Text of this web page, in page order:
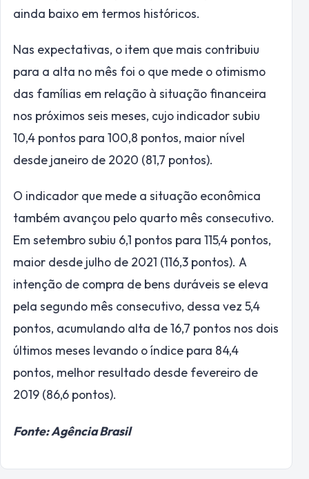
ainda baixo em termos históricos.
Nas expectativas, o item que mais contribuiu
para a alta no mês foi o que mede o otimismo
das famílias em relação à situação financeira
nos próximos seis meses, cujo indicador subiu
10,4 pontos para 100,8 pontos, maior nível
desde janeiro de 2020 (81,7 pontos).
O indicador que mede a situação econômica
também avançou pelo quarto mês consecutivo.
Em setembro subiu 6,1 pontos para 115,4 pontos,
maior desde julho de 2021 (116,3 pontos). A
intenção de compra de bens duráveis se eleva
pela segundo mês consecutivo, dessa vez 5,4
pontos, acumulando alta de 16,7 pontos nos dois
últimos meses levando o índice para 84,4
pontos, melhor resultado desde fevereiro de
2019 (86,6 pontos).
Fonte: Agência Brasil